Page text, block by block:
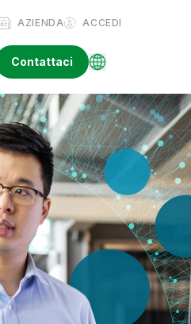
AZIENDA ACCEDI
Contattaci